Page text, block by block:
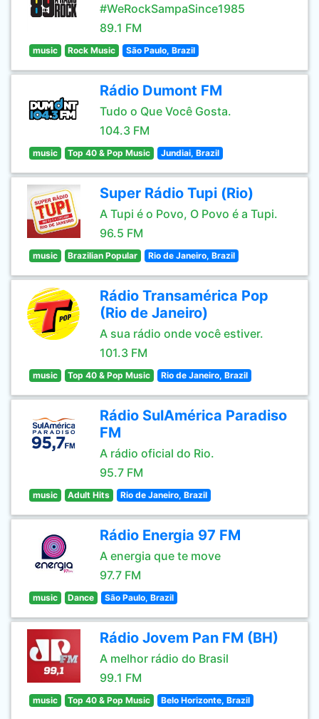
#WeRockSampaSince1985
89.1 FM
music Rock Music São Paulo, Brazil
Rádio Dumont FM
Tudo o Que Você Gosta.
104.3 FM
music Top 40 & Pop Music Jundiai, Brazil
Super Rádio Tupi (Rio)
A Tupi é o Povo, O Povo é a Tupi.
96.5 FM
music Brazilian Popular Rio de Janeiro, Brazil
Rádio Transamérica Pop
(Rio de Janeiro)
A sua rádio onde você estiver.
101.3 FM
music Top 40 & Pop Music Rio de Janeiro, Brazil
Rádio SulAmérica Paradiso
FM
A rádio oficial do Rio.
95.7 FM
music Adult Hits Rio de Janeiro, Brazil
Rádio Energia 97 FM
A energia que te move
97.7 FM
music Dance São Paulo, Brazil
Rádio Jovem Pan FM (BH)
A melhor rádio do Brasil
99.1 FM
music Top 40 & Pop Music Belo Horizonte, Brazil